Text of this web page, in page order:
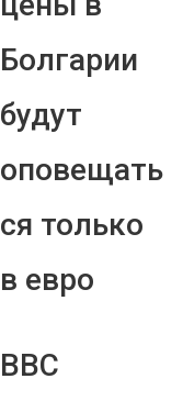
Болгарии
будут
оповещать
ся только
в евро
ВВС